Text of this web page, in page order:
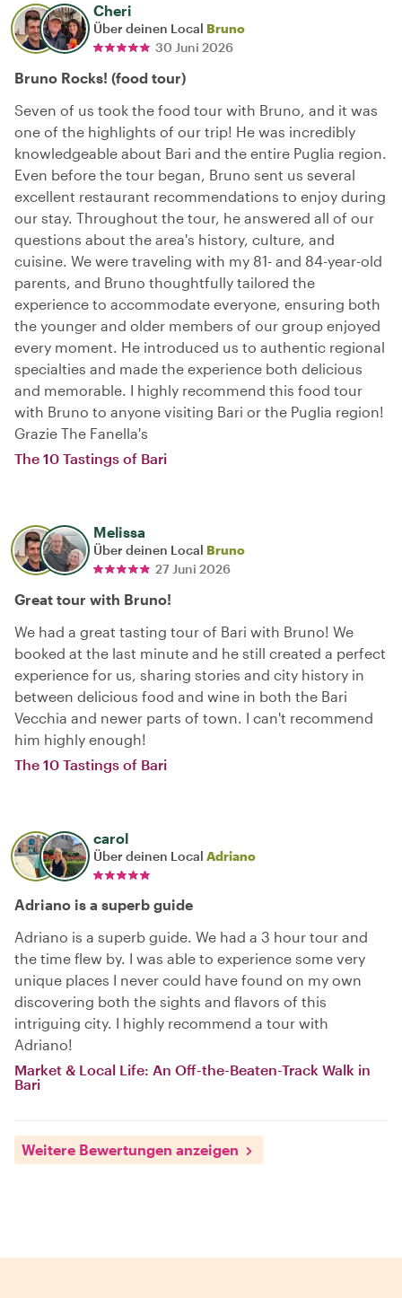
Cheri
Über deinen Local Bruno
30 Juni 2026
Bruno Rocks! (food tour)
Seven of us took the food tour with Bruno, and it was
one of the highlights of our trip! He was incredibly
knowledgeable about Bari and the entire Puglia region.
Even before the tour began, Bruno sent us several
excellent restaurant recommendations to enjoy during
our stay. Throughout the tour, he answered all of our
questions about the area's history, culture, and
cuisine. We were traveling with my 81- and 84-year-old
parents, and Bruno thoughtfully tailored the
experience to accommodate everyone, ensuring both
the younger and older members of our group enjoyed
every moment. He introduced us to authentic regional
specialties and made the experience both delicious
and memorable. I highly recommend this food tour
with Bruno to anyone visiting Bari or the Puglia region!
Grazie The Fanella's
The 10 Tastings of Bari
Melissa
Über deinen Local Bruno
27 Juni 2026
Great tour with Bruno!
We had a great tasting tour of Bari with Bruno! We
booked at the last minute and he still created a perfect
experience for us, sharing stories and city history in
between delicious food and wine in both the Bari
Vecchia and newer parts of town. I can't recommend
him highly enough!
The 10 Tastings of Bari
carol
Über deinen Local Adriano
Adriano is a superb guide
Adriano is a superb guide. We had a 3 hour tour and
the time flew by. I was able to experience some very
unique places I never could have found on my own
discovering both the sights and flavors of this
intriguing city. I highly recommend a tour with
Adriano!
Market & Local Life: An Off-the-Beaten-Track Walk in
Bari
Weitere Bewertungen anzeigen